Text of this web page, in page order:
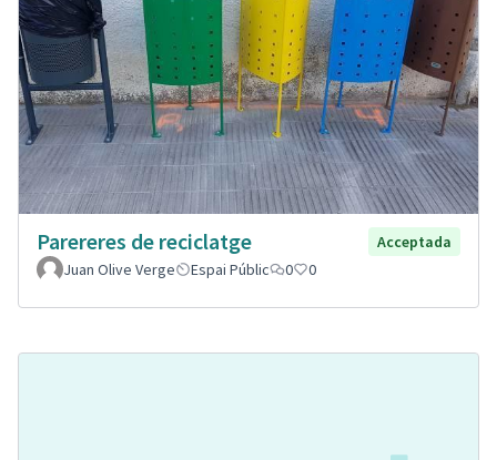
Parereres de reciclatge
Acceptada
Juan Olive Verge
Espai Públic 0 0